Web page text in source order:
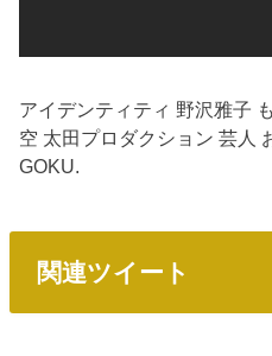
アイデンティティ 野沢雅子
空 太田プロダクション 芸人
GOKU.
関連ツイート